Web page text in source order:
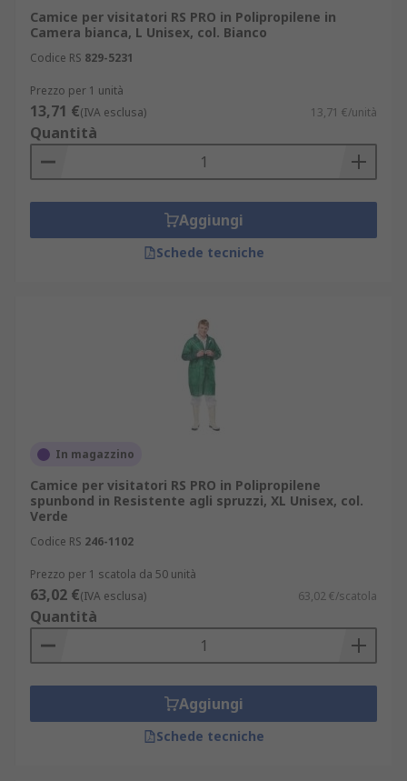
Camice per visitatori RS PRO in Polipropilene in
Camera bianca, L Unisex, col. Bianco
Codice RS 829-5231
Prezzo per 1 unità
13,71 €(IVA esclusa) 13,71 €/unità
Quantità
Aggiungi
Schede tecniche
In magazzino
Camice per visitatori RS PRO in Polipropilene
spunbond in Resistente agli spruzzi, XL Unisex, col.
Verde
Codice RS 246-1102
Prezzo per 1 scatola da 50 unità
63,02 €(IVA esclusa) 63,02 €/scatola
Quantità
Aggiungi
Schede tecniche